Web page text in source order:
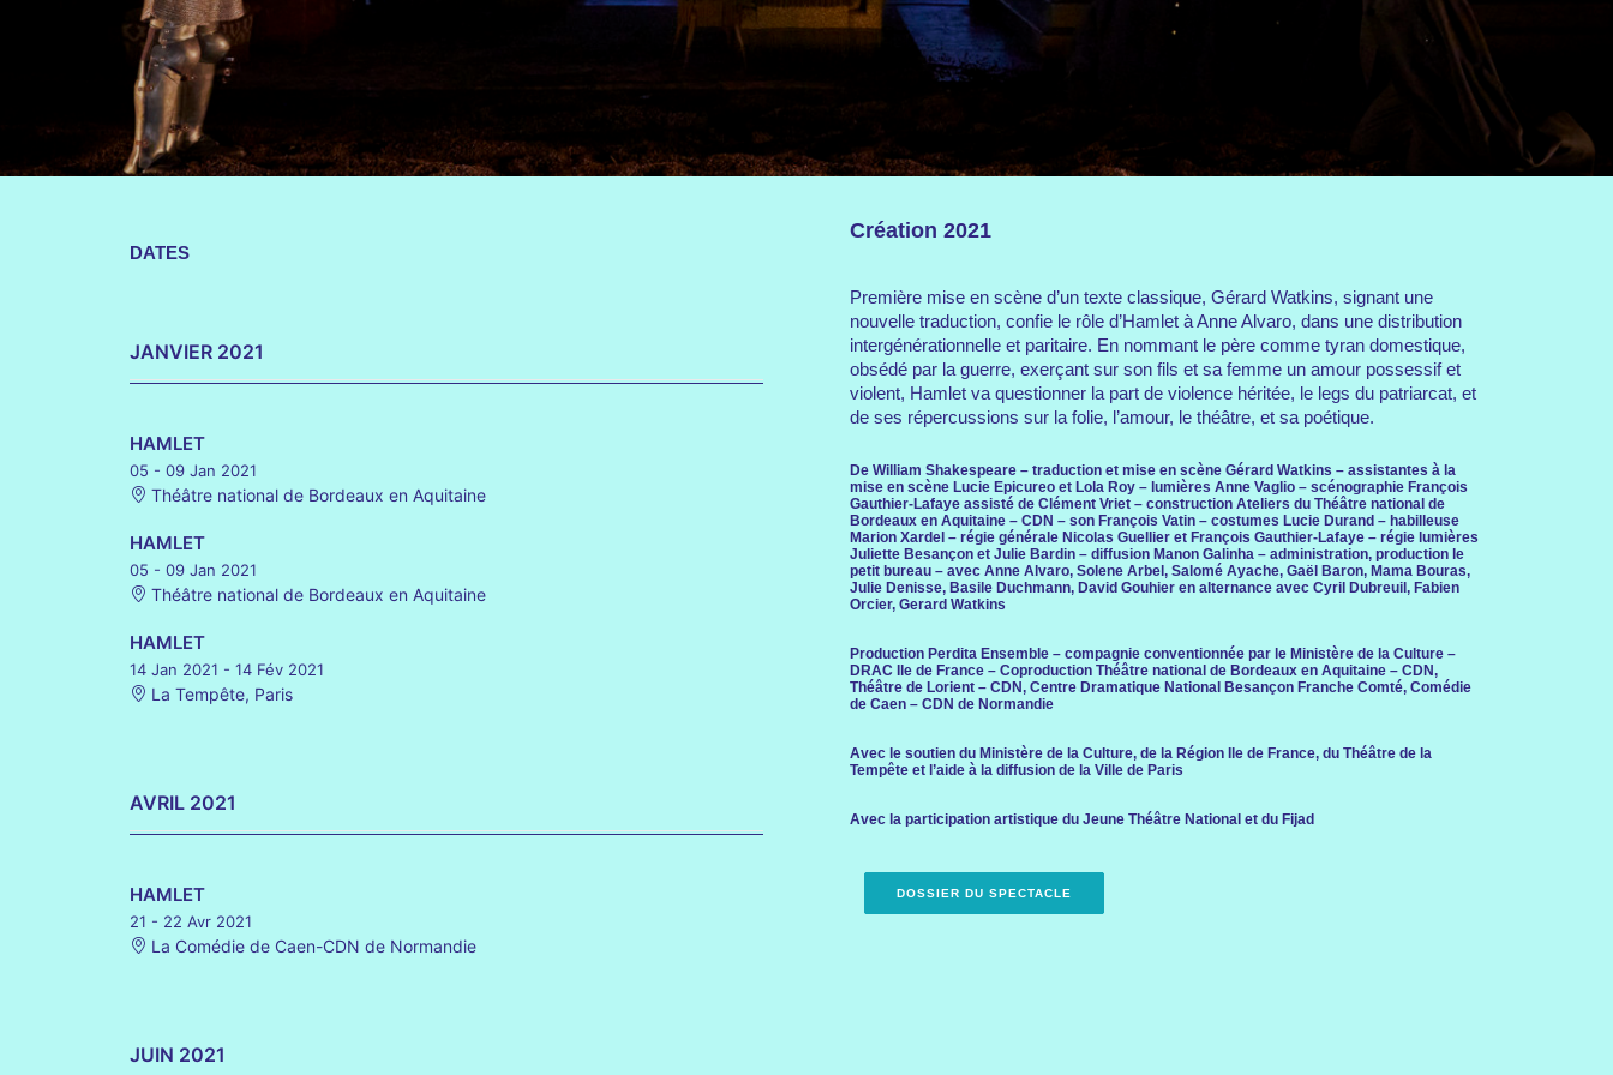
DATES
JANVIER 2021
HAMLET
05 - 09 Jan 2021
Théâtre national de Bordeaux en Aquitaine
HAMLET
05 - 09 Jan 2021
Théâtre national de Bordeaux en Aquitaine
HAMLET
14 Jan 2021 - 14 Fév 2021
La Tempête, Paris
AVRIL 2021
HAMLET
21 - 22 Avr 2021
La Comédie de Caen-CDN de Normandie
JUIN 2021
Création 2021
Première mise en scène d’un texte classique, Gérard Watkins, signant une
nouvelle traduction, confie le rôle d’Hamlet à Anne Alvaro, dans une distribution
intergénérationnelle et paritaire. En nommant le père comme tyran domestique,
obsédé par la guerre, exerçant sur son fils et sa femme un amour possessif et
violent, Hamlet va questionner la part de violence héritée, le legs du patriarcat, et
de ses répercussions sur la folie, l’amour, le théâtre, et sa poétique.
De William Shakespeare – traduction et mise en scène Gérard Watkins – assistantes à la
mise en scène Lucie Epicureo et Lola Roy – lumières Anne Vaglio – scénographie François
Gauthier-Lafaye assisté de Clément Vriet – construction Ateliers du Théâtre national de
Bordeaux en Aquitaine – CDN – son François Vatin – costumes Lucie Durand – habilleuse
Marion Xardel – régie générale Nicolas Guellier et François Gauthier-Lafaye – régie lumières
Juliette Besançon et Julie Bardin – diffusion Manon Galinha – administration, production le
petit bureau – avec Anne Alvaro, Solene Arbel, Salomé Ayache, Gaël Baron, Mama Bouras,
Julie Denisse, Basile Duchmann, David Gouhier en alternance avec Cyril Dubreuil, Fabien
Orcier, Gerard Watkins
Production Perdita Ensemble – compagnie conventionnée par le Ministère de la Culture –
DRAC Ile de France – Coproduction Théâtre national de Bordeaux en Aquitaine – CDN,
Théâtre de Lorient – CDN, Centre Dramatique National Besançon Franche Comté, Comédie
de Caen – CDN de Normandie
Avec le soutien du Ministère de la Culture, de la Région Ile de France, du Théâtre de la
Tempête et l’aide à la diffusion de la Ville de Paris
Avec la participation artistique du Jeune Théâtre National et du Fijad
DOSSIER DU SPECTACLE